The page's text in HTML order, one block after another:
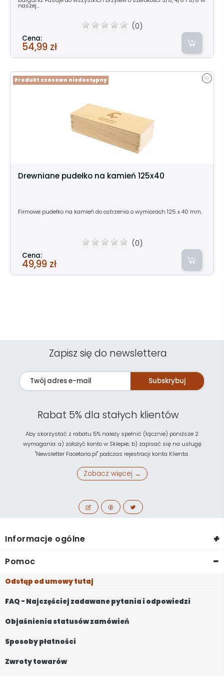
naszej...
(0)
Cena:
54,99 zł
Drewniane pudełko na kamień 125x40
Firmowe pudełko na kamień do ostrzenia o wymiarach 125 x 40 mm.
(0)
Cena:
49,99 zł
Produkt czasowo niedostępny
Zapisz się do newslettera
Subskrybuj
Rabat 5% dla stałych klientów
Aby skorzystać z rabatu 5% należy spełnić (łącznie) poniższe 2
wymagania: a) założyć konto w Sklepie; b) zapisać się na usługę
"Newsletter Facetaria.pl" podczas rejestracji konta Klienta.
Zobacz więcej →
Informacje ogólne +
Pomoc -
Odstąp od umowy tutaj
FAQ - Najczęściej zadawane pytania i odpowiedzi
Objaśnienia statusów zamówień
Sposoby płatności
Zwroty towarów